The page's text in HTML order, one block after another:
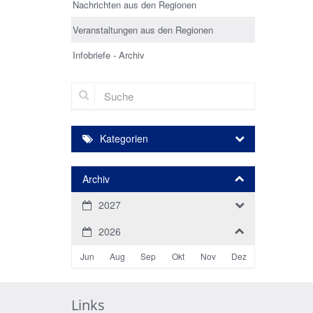
Nachrichten aus den Regionen
Veranstaltungen aus den Regionen
Infobriefe - Archiv
Suche
Kategorien
Archiv
2027
2026
Jun Aug Sep Okt Nov Dez
Links